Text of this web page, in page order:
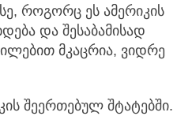
როგორც ეს ამერიკის
და შესაბამისად
მკაცრია, ვიდრე
შეერთებულ შტატებში.